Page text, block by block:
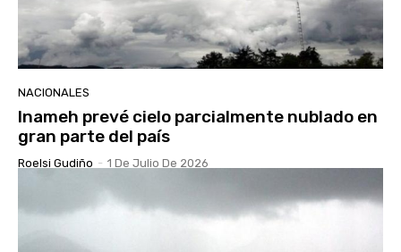
NACIONALES
Inameh prevé cielo parcialmente nublado en
gran parte del país
Roelsi Gudiño - 1 De Julio De 2026